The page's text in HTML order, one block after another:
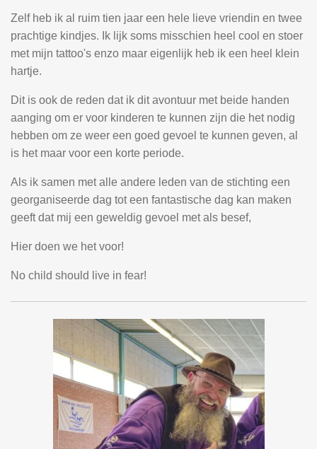
Zelf heb ik al ruim tien jaar een hele lieve vriendin en twee
prachtige kindjes. Ik lijk soms misschien heel cool en stoer
met mijn tattoo's enzo maar eigenlijk heb ik een heel klein
hartje.
Dit is ook de reden dat ik dit avontuur met beide handen
aanging om er voor kinderen te kunnen zijn die het nodig
hebben om ze weer een goed gevoel te kunnen geven, al
is het maar voor een korte periode.
Als ik samen met alle andere leden van de stichting een
georganiseerde dag tot een fantastische dag kan maken
geeft dat mij een geweldig gevoel met als besef,
Hier doen we het voor!
No child should live in fear!